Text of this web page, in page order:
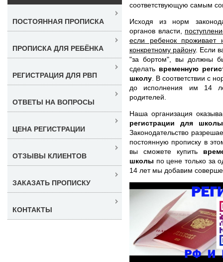
соответствующую самым
Исходя из норм
органов власти,
если ребенок проживает
конкретному району. Если
"за бортом", вы должны
сделать временную
школу . В соответствии с
до исполнения им 14
родителей.
Наша организация
регистрации для
Законодательство
постоянную прописку в
вы сможете купить
школы по цене только за
14 лет мы добавим
ПОСТОЯННАЯ ПРОПИСКА
ПРОПИСКА ДЛЯ РЕБЁНКА
РЕГИСТРАЦИЯ ДЛЯ РВП
ОТВЕТЫ НА ВОПРОСЫ
ЦЕНА РЕГИСТРАЦИИ
ОТЗЫВЫ КЛИЕНТОВ
ЗАКАЗАТЬ ПРОПИСКУ
КОНТАКТЫ